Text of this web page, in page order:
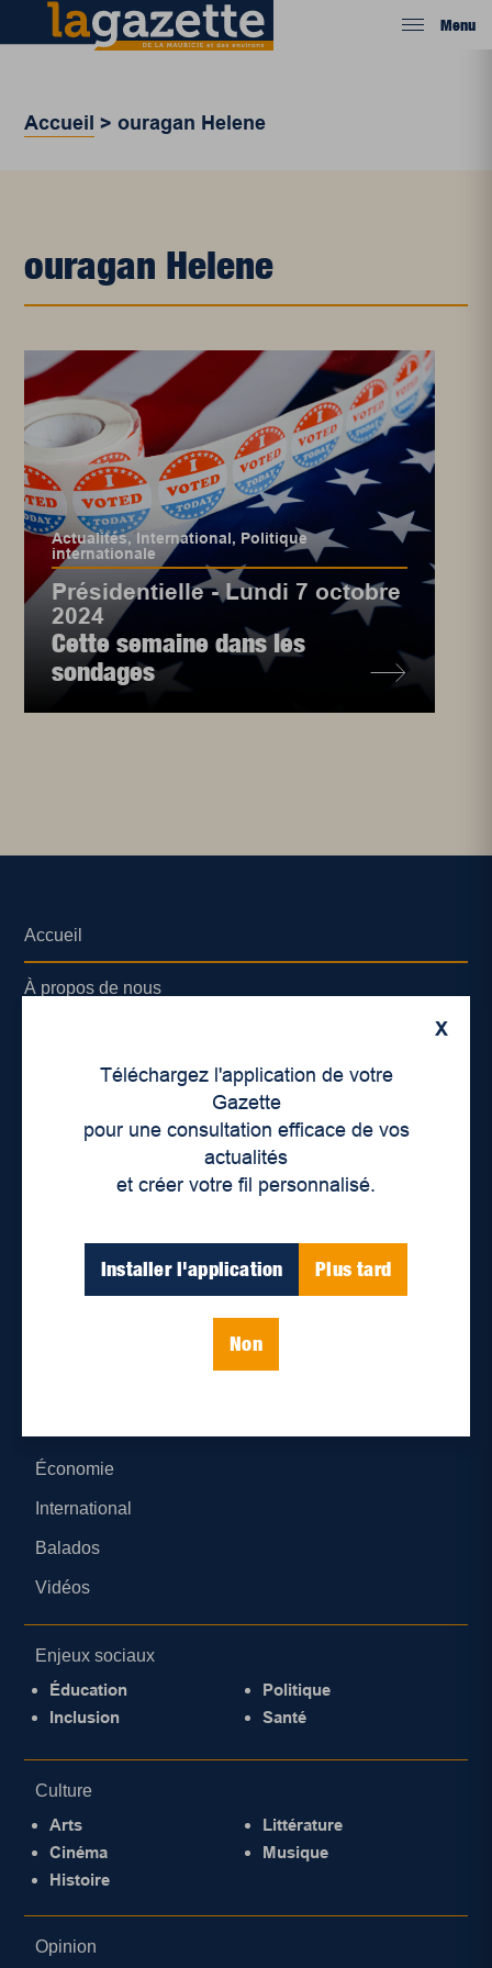
Menu
Accueil >ouragan Helene
ouragan Helene
Actualités, International, Politique
internationale
Présidentielle - Lundi 7 octobre
2024
Cette semaine dans les
sondages
X
Téléchargez l'application de votre
Gazette
pour une consultation efficace de vos
actualités
et créer votre fil personnalisé.
Installer l'application Plus tard
Non
Accueil
À propos de nous
Lieux de distribution
Économie
International
Balados
Vidéos
Enjeux sociaux
Éducation
Inclusion
Politique
Santé
Culture
Arts
Cinéma
Histoire
Littérature
Musique
Opinion